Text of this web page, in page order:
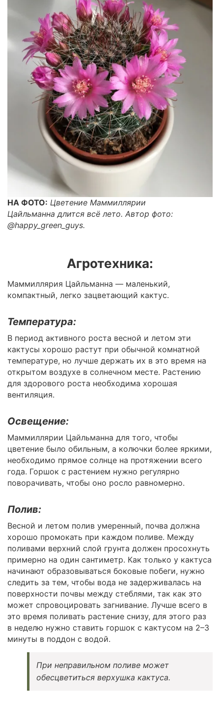
НА ФОТО: Цветение Маммиллярии
Цайльманна длится всё лето. Автор фото:
@happy_green_guys.
Агротехника:
Маммиллярия Цайльманна — маленький,
компактный, легко зацветающий кактус.
Температура:
В период активного роста весной и летом эти
кактусы хорошо растут при обычной комнатной
температуре, но лучше держать их в это время на
открытом воздухе в солнечном месте. Растению
для здорового роста необходима хорошая
вентиляция.
Освещение:
Маммиллярии Цайльманна для того, чтобы
цветение было обильным, а колючки более яркими,
необходимо прямое солнце на протяжении всего
года. Горшок с растением нужно регулярно
поворачивать, чтобы оно росло равномерно.
Полив:
Весной и летом полив умеренный, почва должна
хорошо промокать при каждом поливе. Между
поливами верхний слой грунта должен просохнуть
примерно на один сантиметр. Как только у кактуса
начинают образовываться боковые побеги, нужно
следить за тем, чтобы вода не задерживалась на
поверхности почвы между стеблями, так как это
может спровоцировать загнивание. Лучше всего в
это время поливать растение снизу, для этого раз
в неделю нужно ставить горшок с кактусом на 2–3
минуты в поддон с водой.
При неправильном поливе может
обесцветиться верхушка кактуса.